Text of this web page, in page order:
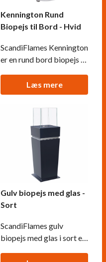
Kennington Rund
Biopejs til Bord - Hvid
ScandiFlames Kennington
er en rund bord biopejs -
den en elegant og bærbar
pejs. Med en vægt på kun
3 kg er den nem at flytte
Dens enkle
cylinderdesign med hvid
pulverlakeret stålbund og
sikkerhedsglas sk
Læs mere
Gulv biopejs med glas -
Sort
ScandiFlames gulv
biopejs med glas i sort er